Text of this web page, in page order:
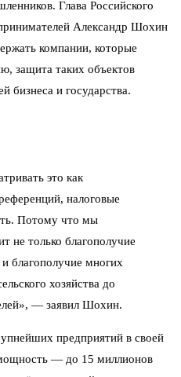
Глава Российского
Александр Шохин
компании, которые
защита таких объектов
бизнеса и государства.
это как
налоговые
Потому что мы
не только благополучие
благополучие многих
хозяйства до
— заявил Шохин.
предприятий в своей
— до 15 миллионов